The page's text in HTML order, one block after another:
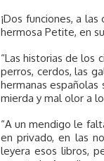
¡Dos funciones, a
hermosa Petite, en
“Las historias de los
perros, cerdos, las
hermanas
mierda y mal olor a
“A un mendigo le
en privado, en las
leyera esos libros,